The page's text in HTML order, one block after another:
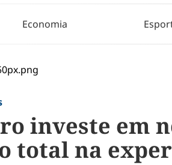
Economia
investe em
total na